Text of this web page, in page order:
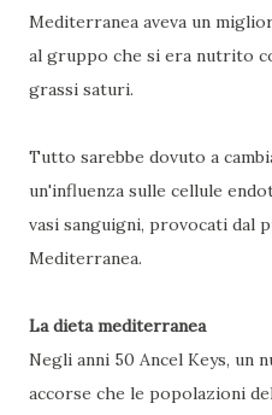
Mediterranea aveva un
al gruppo che si era nutrito
grassi saturi.
Tutto sarebbe dovuto a
un'influenza sulle cellule
vasi sanguigni, provocati dal
Mediterranea.
La dieta mediterranea
Negli anni 50 Ancel Keys, un
accorse che le popolazioni